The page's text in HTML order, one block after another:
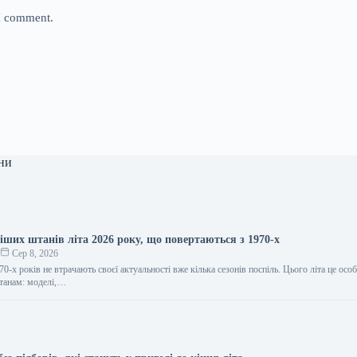
comment.
штанів літа 2026 року, що повертаються з 1970-х
Сер 8, 2026
х років не втрачають своєї актуальності вже кілька сезонів поспіль. Цього літа це
моделі,…